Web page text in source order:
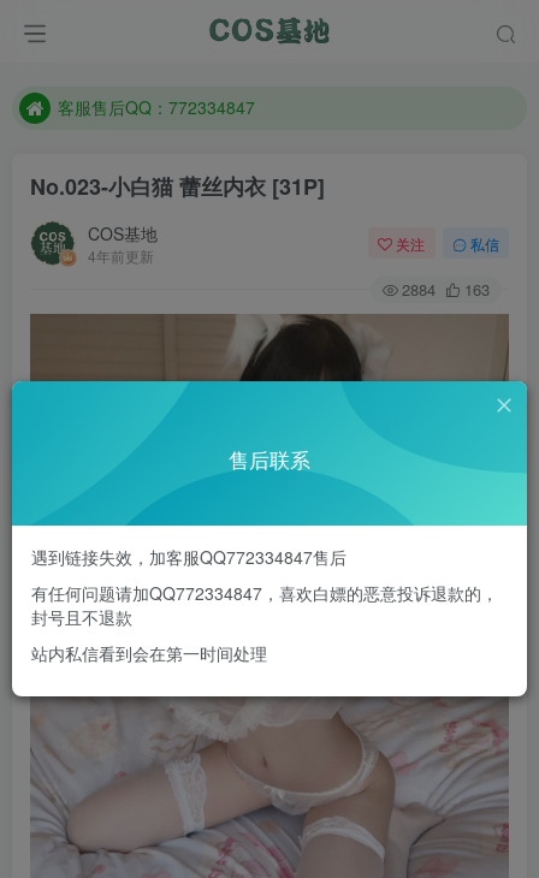
遇到任何问题加客服QQ：772334847
客服售后QQ：772334847
防失联：百度搜索《一七天佳》，实时查看最新站点。
No.023-小白猫 蕾丝内衣 [31P]
COS基地
4年前更新
关注 私信
2884 163
售后联系
遇到链接失效，加客服QQ772334847售后
有任何问题请加QQ772334847，喜欢白嫖的恶意投诉退款的，
封号且不退款
站内私信看到会在第一时间处理